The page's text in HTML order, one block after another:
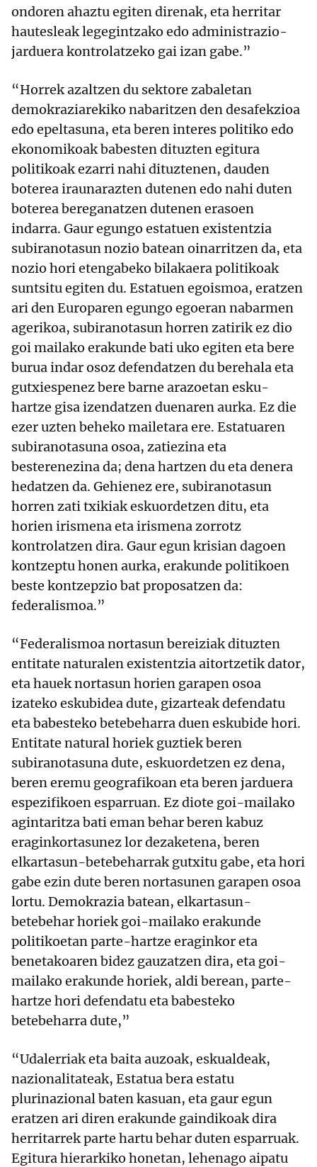
ondoren ahaztu egiten direnak, eta herritar
hautesleak legegintzako edo administrazio-
jarduera kontrolatzeko gai izan gabe.”
“Horrek azaltzen du sektore zabaletan
demokraziarekiko nabaritzen den desafekzioa
edo epeltasuna, eta beren interes politiko edo
ekonomikoak babesten dituzten egitura
politikoak ezarri nahi dituztenen, dauden
boterea iraunarazten dutenen edo nahi duten
boterea bereganatzen dutenen erasoen
indarra. Gaur egungo estatuen existentzia
subiranotasun nozio batean oinarritzen da, eta
nozio hori etengabeko bilakaera politikoak
suntsitu egiten du. Estatuen egoismoa, eratzen
ari den Europaren egungo egoeran nabarmen
agerikoa, subiranotasun horren zatirik ez dio
goi mailako erakunde bati uko egiten eta bere
burua indar osoz defendatzen du berehala eta
gutxiespenez bere barne arazoetan esku-
hartze gisa izendatzen duenaren aurka. Ez die
ezer uzten beheko mailetara ere. Estatuaren
subiranotasuna osoa, zatiezina eta
besterenezina da; dena hartzen du eta denera
hedatzen da. Gehienez ere, subiranotasun
horren zati txikiak eskuordetzen ditu, eta
horien irismena eta irismena zorrotz
kontrolatzen dira. Gaur egun krisian dagoen
kontzeptu honen aurka, erakunde politikoen
beste kontzepzio bat proposatzen da:
federalismoa.”
“Federalismoa nortasun bereiziak dituzten
entitate naturalen existentzia aitortzetik dator,
eta hauek nortasun horien garapen osoa
izateko eskubidea dute, gizarteak defendatu
eta babesteko betebeharra duen eskubide hori.
Entitate natural horiek guztiek beren
subiranotasuna dute, eskuordetzen ez dena,
beren eremu geografikoan eta beren jarduera
espezifikoen esparruan. Ez diote goi-mailako
agintaritza bati eman behar beren kabuz
eraginkortasunez lor dezaketena, beren
elkartasun-betebeharrak gutxitu gabe, eta hori
gabe ezin dute beren nortasunen garapen osoa
lortu. Demokrazia batean, elkartasun-
betebehar horiek goi-mailako erakunde
politikoetan parte-hartze eraginkor eta
benetakoaren bidez gauzatzen dira, eta goi-
mailako erakunde horiek, aldi berean, parte-
hartze hori defendatu eta babesteko
betebeharra dute,”
“Udalerriak eta baita auzoak, eskualdeak,
nazionalitateak, Estatua bera estatu
plurinazional baten kasuan, eta gaur egun
eratzen ari diren erakunde gaindikoak dira
herritarrek parte hartu behar duten esparruak.
Egitura hierarkiko honetan, lehenago aipatu